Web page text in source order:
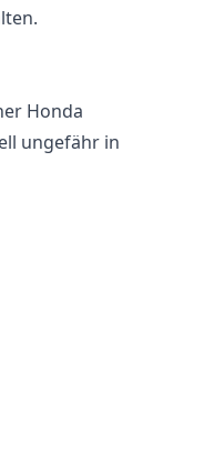
Honda
ungefähr in